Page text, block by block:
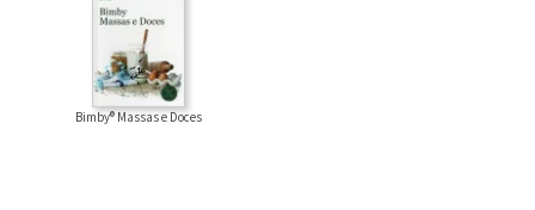
Bimby® Massas e Doces